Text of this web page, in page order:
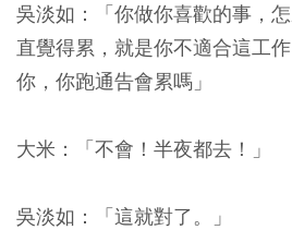
吳淡如：「你做你喜歡的事，
直覺得累，就是你不適合這工
你，你跑通告會累嗎」
大米：「不會！半夜都去！」
吳淡如：「這就對了。」